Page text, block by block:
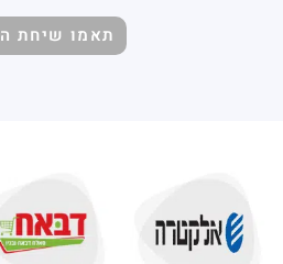
תאמו שיחת